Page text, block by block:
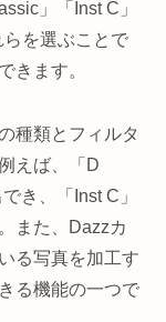
」「Inst C」
らを選ぶことで
きます。
種類とフィルタ
えば、「D
き、「Inst C」
また、Dazzカ
る写真を加工す
る機能の一つで